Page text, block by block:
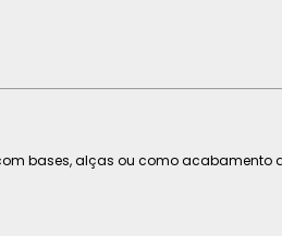
bases, alças ou como acabamento